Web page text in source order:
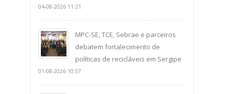
04-08-2026 11:21
MPC-SE, TCE, Sebrae e parceiros
debatem fortalecimento de
políticas de recicláveis em Sergipe
01-08-2026 10:57